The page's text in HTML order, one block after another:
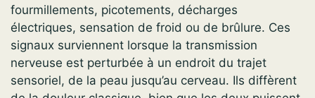
fourmillements, picotements, décharges
électriques, sensation de froid ou de brûlure. Ces
signaux surviennent lorsque la transmission
nerveuse est perturbée à un endroit du trajet
sensoriel, de la peau jusqu’au cerveau. Ils diffèrent